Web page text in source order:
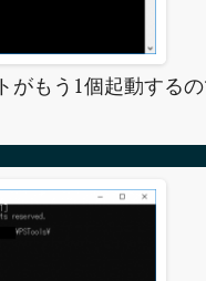
がもう1個起動する